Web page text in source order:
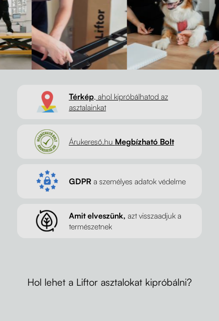
Térkép, ahol kipróbálhatod az
asztalainkat
Árukereső.hu Megbízható Bolt
GDPR a személyes adatok védelme
Amit elveszünk, azt visszaadjuk a
természetnek
Hol lehet a Liftor asztalokat kipróbálni?